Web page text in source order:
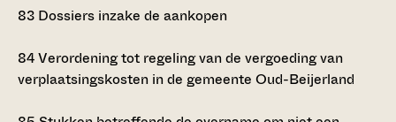
83 Dossiers inzake de aankopen
84Verordening tot regeling van de vergoeding van
verplaatsingskosten in de gemeente Oud-Beijerland